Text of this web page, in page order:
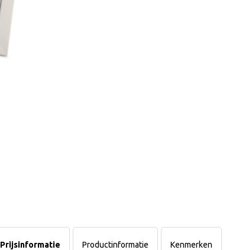
Prijsinformatie Productinformatie Kenmerken